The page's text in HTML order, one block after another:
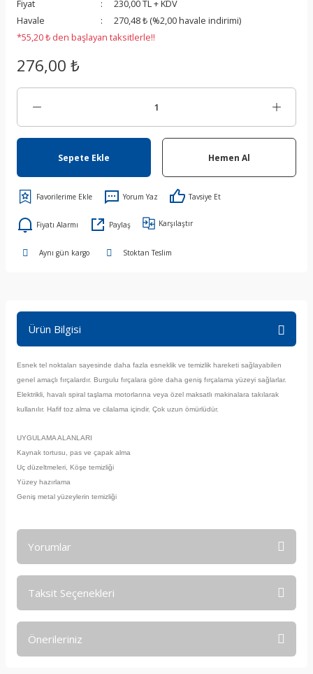
Fiyat
230,00 TL + KDV
Havale
270,48 ₺ (%2,00 havale indirimi)
*55,20 ₺ den başlayan taksitlerle!!
276,00 ₺
Sepete Ekle Hemen Al
Yorum Yaz Tavsiye Et
Fiyatı Alarmı Paylaş Karşılaştır
Aynı gün kargo Stoktan Teslim
Ürün Bilgisi
Esnek tel noktaları sayesinde daha fazla esneklik ve temizlik hareketi sağlayabilen
genel amaçlı fırçalardır. Burgulu fırçalara göre daha geniş fırçalama yüzeyi sağlarlar.
Elektrikli, havalı spiral taşlama motorlarına veya özel maksatlı makinalara takılarak
kullanılır. Hafif toz alma ve cilalama içindir. Çok uzun ömürlüdür.
UYGULAMA ALANLARI
Kaynak tortusu, pas ve çapak alma
Uç düzeltmeleri, Köşe temizliği
Yüzey hazırlama
Geniş metal yüzeylerin temizliği
Yorumlar
Taksit Seçenekleri
Önerileriniz